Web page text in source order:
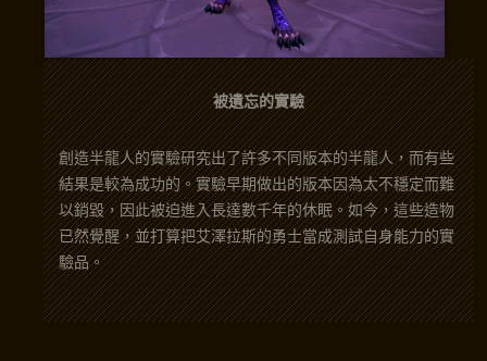
被遺忘的實驗
創造半龍人的實驗研究出了許多不同版本的半龍人，而有些
結果是較為成功的。實驗早期做出的版本因為太不穩定而難
以銷毀，因此被迫進入長達數千年的休眠。如今，這些造物
已然覺醒，並打算把艾澤拉斯的勇士當成測試自身能力的實
驗品。